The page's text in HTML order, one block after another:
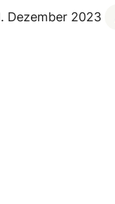
Dezember 2023